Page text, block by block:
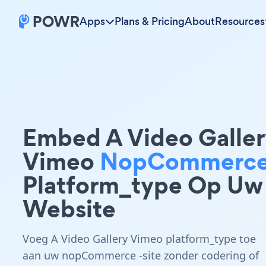
Apps Plans & PricingAboutResources
Embed A Video
Vimeo
Platform_type Op Uw
Website
Voeg A Video Gallery Vimeo platform_type toe
aan uw nopCommerce -site zonder codering of